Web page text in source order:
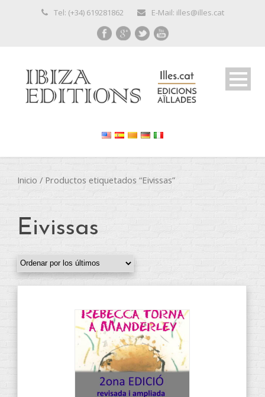
Tel: (+34) 619281862 E-Mail: illes@illes.cat
Inicio / Productos etiquetados “Eivissas”
Eivissas